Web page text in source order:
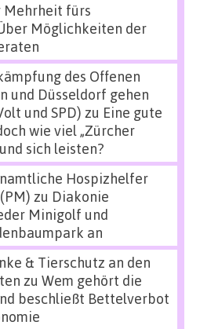
fürs
Möglichkeiten der
des Offenen
und Düsseldorf gehen
und SPD) zu Eine gute
wie viel „Zürcher
sich leisten?
Hospizhelfer
zu Diakonie
Minigolf und
an
& Tierschutz an den
zu Wem gehört die
beschließt Bettelverbot